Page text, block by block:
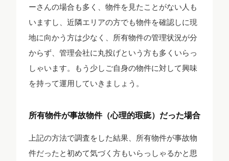
ーさんの場合も多く、物件を見たことがない人も
いますし、近隣エリアの方でも物件を確認しに現
地に向かう方は少なく、所有物件の管理状況が分
からず、管理会社に丸投げという方も多くいらっ
しゃいます。もう少しご自身の物件に対して興味
を持って運用していきましょう。
所有物件が事故物件（心理的瑕疵）だった場合
上記の方法で調査をした結果、所有物件が事故物
件だったと初めて気づく方もいらっしゃるかと思